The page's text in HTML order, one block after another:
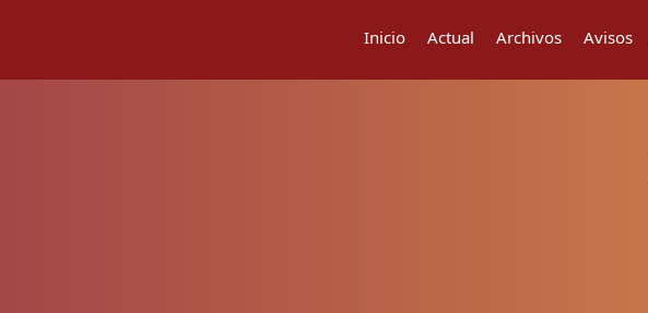
Inicio Actual Archivos Avisos